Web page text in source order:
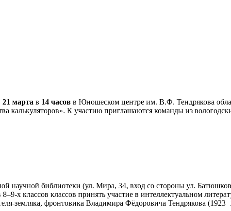
21 марта в 14 часов в Юношеском центре им. В.Ф. Тендрякова
калькуляторов». К участию приглашаются команды из
научной библиотеки (ул. Мира, 34, вход со стороны ул.
х классов классов принять участие в интеллектуальном
земляка, фронтовика Владимира Фёдоровича Тендрякова